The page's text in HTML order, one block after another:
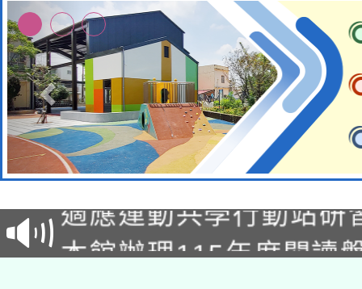
本校115學年度第2次
招甄選結果公告(無人
招)
本館辦理115年度閱讀